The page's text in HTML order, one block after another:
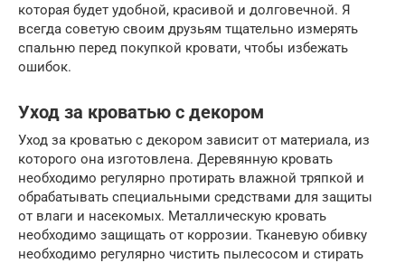
которая будет удобной, красивой и долговечной. Я
всегда советую своим друзьям тщательно измерять
спальню перед покупкой кровати, чтобы избежать
ошибок.
Уход за кроватью с декором
Уход за кроватью с декором зависит от материала, из
которого она изготовлена. Деревянную кровать
необходимо регулярно протирать влажной тряпкой и
обрабатывать специальными средствами для защиты
от влаги и насекомых. Металлическую кровать
необходимо защищать от коррозии. Тканевую обивку
необходимо регулярно чистить пылесосом и стирать